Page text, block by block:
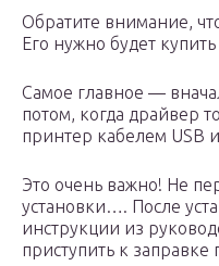
Обратите внимание,
Его нужно будет
Самое главное —
потом, когда драйвер
принтер кабелем USB
Это очень важно! Не
установки…. После
инструкции из
приступить к заправке